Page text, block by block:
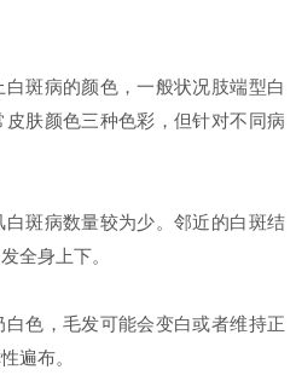
斑病的颜色，一般状况肢端型白
肤颜色三种色彩，但针对不同病
斑病数量较为少。邻近的白斑结
全身上下。
色，毛发可能会变白或者维持正
遍布。